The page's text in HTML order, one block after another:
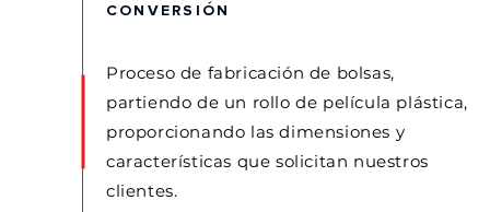
CONVERSIÓN
Proceso de fabricación de bolsas,
partiendo de un rollo de película plástica,
proporcionando las dimensiones y
características que solicitan nuestros
clientes.